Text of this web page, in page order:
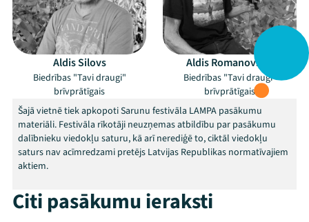
Aldis Silovs
Biedrības "Tavi draugi"
brīvprātīgais
Aldis Romanovskis
Biedrības "Tavi draugi"
brīvprātīgais
Šajā vietnē tiek apkopoti Sarunu festivāla LAMPA pasākumu
materiāli. Festivāla rīkotāji neuzņemas atbildību par pasākumu
dalībnieku viedokļu saturu, kā arī nerediģē to, ciktāl viedokļu
saturs nav acīmredzami pretējs Latvijas Republikas normatīvajiem
aktiem.
Citi pasākumu ieraksti